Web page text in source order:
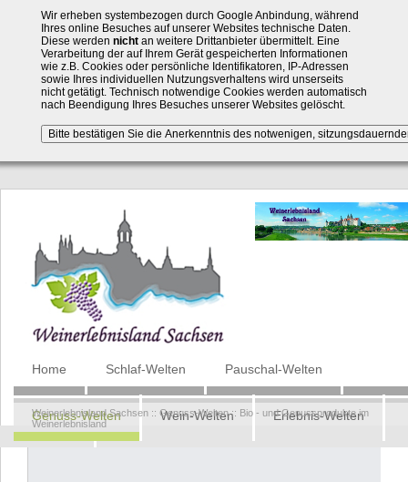
Wir erheben systembezogen durch Google Anbindung, während
Ihres online Besuches auf unserer Websites technische Daten.
Diese werden nichtan weitere Drittanbieter übermittelt. Eine
Verarbeitung der auf Ihrem Gerät gespeicherten Informationen
wie z.B. Cookies oder persönliche Identifikatoren, IP-Adressen
sowie Ihres individuellen Nutzungsverhaltens wird unserseits
nicht getätigt. Technisch notwendige Cookies werden automatisch
nach Beendigung Ihres Besuches unserer Websites gelöscht.
Navigation
Home Schlaf-Welten Pauschal-Welten
Genuss-Welten Wein-Welten Erlebnis-Welten
Weinerlebnisland Sachsen :: Genuss-Welten:: Bio - und Genussprodukte im
Weinerlebnisland